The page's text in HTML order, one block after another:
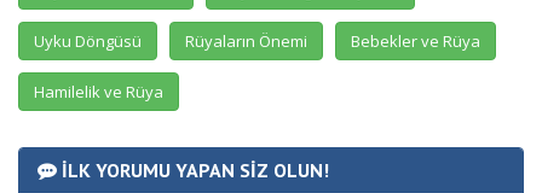
Uyku Döngüsü Rüyaların Önemi Bebekler ve Rüya
Hamilelik ve Rüya
İLK YORUMU YAPAN SİZ OLUN!